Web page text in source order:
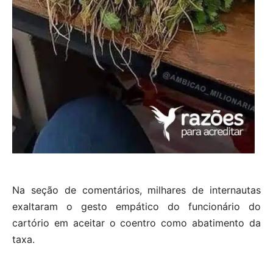
Na seção de comentários, milhares de internautas
exaltaram o gesto empático do funcionário do
cartório em aceitar o coentro como abatimento da
taxa.